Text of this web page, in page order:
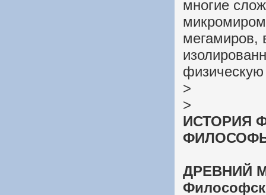
многие
мегамиров,
>
>
ИСТОРИЯ
ДРЕВНИЙ